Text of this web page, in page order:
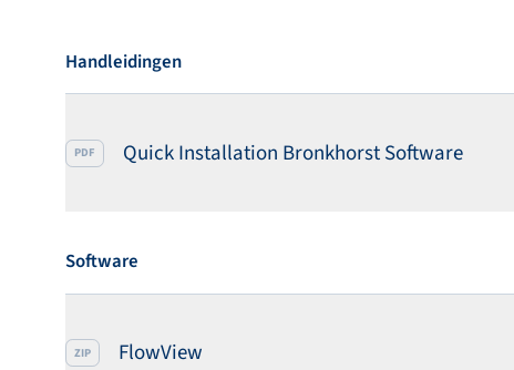
Handleidingen
PDF Quick Installation Bronkhorst Software
Software
ZIP FlowView